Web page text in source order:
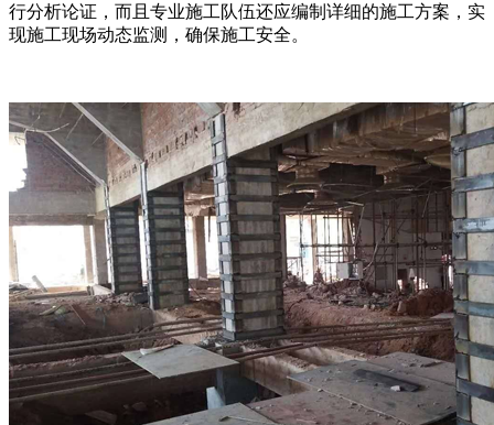
行分析论证，而且专业施工队伍还应编制详细的施工方案，实
现施工现场动态监测，确保施工安全。